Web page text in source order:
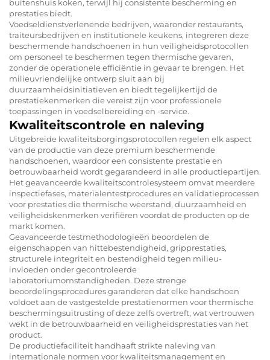
buitenshuis koken, terwijl hij consistente bescherming en
prestaties biedt.
Voedseldienstverlenende bedrijven, waaronder restaurants,
traiteursbedrijven en institutionele keukens, integreren deze
beschermende handschoenen in hun veiligheidsprotocollen
om personeel te beschermen tegen thermische gevaren,
zonder de operationele efficiëntie in gevaar te brengen. Het
milieuvriendelijke ontwerp sluit aan bij
duurzaamheidsinitiatieven en biedt tegelijkertijd de
prestatiekenmerken die vereist zijn voor professionele
toepassingen in voedselbereiding en -service.
Kwaliteitscontrole en naleving
Uitgebreide kwaliteitsborgingsprotocollen regelen elk aspect
van de productie van deze premium beschermende
handschoenen, waardoor een consistente prestatie en
betrouwbaarheid wordt gegarandeerd in alle productiepartijen.
Het geavanceerde kwaliteitscontrolesysteem omvat meerdere
inspectiefases, materialentestprocedures en validatieprocessen
voor prestaties die thermische weerstand, duurzaamheid en
veiligheidskenmerken verifiëren voordat de producten op de
markt komen.
Geavanceerde testmethodologieën beoordelen de
eigenschappen van hittebestendigheid, gripprestaties,
structurele integriteit en bestendigheid tegen milieu-
invloeden onder gecontroleerde
laboratoriumomstandigheden. Deze strenge
beoordelingsprocedures garanderen dat elke handschoen
voldoet aan de vastgestelde prestatienormen voor thermische
beschermingsuitrusting of deze zelfs overtreft, wat vertrouwen
wekt in de betrouwbaarheid en veiligheidsprestaties van het
product.
De productiefaciliteit handhaaft strikte naleving van
internationale normen voor kwaliteitsmanagement en